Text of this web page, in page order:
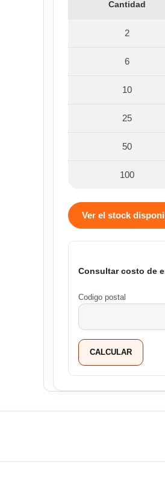
Cantidad
2
6
10
25
50
100
Ver el stock
Consultar costo de
Codigo postal
CALCULAR